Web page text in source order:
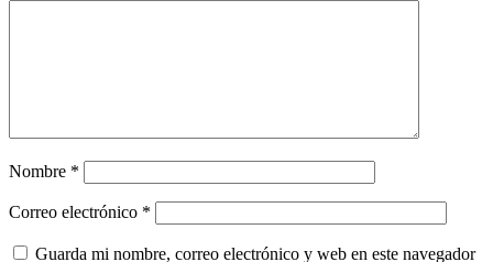
Nombre *
Correo electrónico *
Guarda mi nombre, correo electrónico y web en este navegador